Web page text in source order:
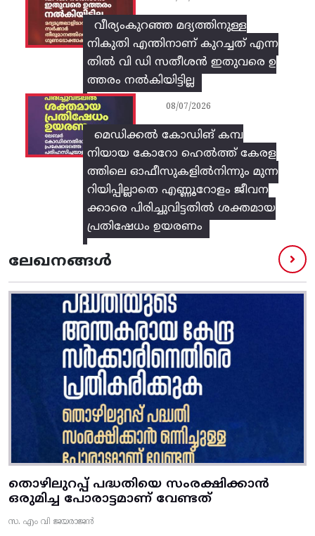
വീര്യംകുറഞ്ഞ മദ്യത്തിനുള്ള
നികുതി എന്തിനാണ് കുറച്ചത് എന്ന
തിൽ വി ഡി സതീശൻ ഇതുവരെ ഉ
ത്തരം നൽകിയിട്ടില്ല
മെഡിക്കൽ കോഡിങ് കമ്പ
നിയായ കോറോ ഹെൽത്ത് കേരള
ത്തിലെ ഓഫീസുകളിൽനിന്നും മുന്ന
റിയിപ്പില്ലാതെ എണ്ണൂറോളം ജീവന
ക്കാരെ പിരിച്ചുവിട്ടതിൽ‌ ശക്തമായ
പ്രതിഷേധം ഉയരണം
08/07/2026
ലേഖനങ്ങൾ
തൊഴിലുറപ്പ് പദ്ധതിയെ സംരക്ഷിക്കാൻ
ഒരുമിച്ച പോരാട്ടമാണ് വേണ്ടത്
സ. എം വി ജയരാജൻ